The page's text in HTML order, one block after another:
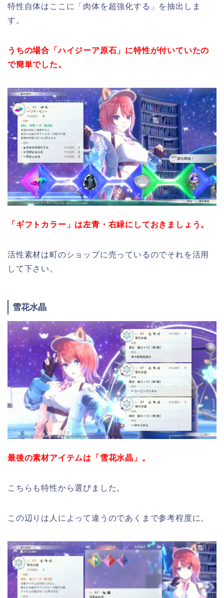
特性自体はここに「肉体を超強化する」を抽出しま
す。
うちの場合「ハイジーア原石」に特性が付いていたの
で簡単でした。
「ギフトカラー」は左青・右緑にしておきましょう。
活性素材は町のショップに売っているのでそれを活用
して下さい。
雪花水晶
最後の素材アイテムは「雪花水晶」。
こちらも特性から選びました。
この辺りは人によって違うのであくまで参考程度に。